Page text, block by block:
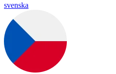
svenska